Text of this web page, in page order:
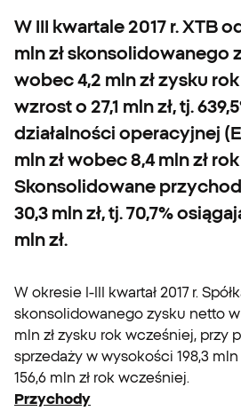
W III kwartale 2017 r. XTB
mln zł skonsolidowanego
wobec 4,2 mln zł zysku
wzrost o 27,1 mln zł, tj.
działalności operacyjnej
mln zł wobec 8,4 mln zł
Skonsolidowane
30,3 mln zł, tj. 70,7%
mln zł.
W okresie I-III kwartał 2017 r.
skonsolidowanego zysku netto w
mln zł zysku rok wcześniej, przy
sprzedaży w wysokości 198,3
156,6 mln zł rok wcześniej.
Przychody